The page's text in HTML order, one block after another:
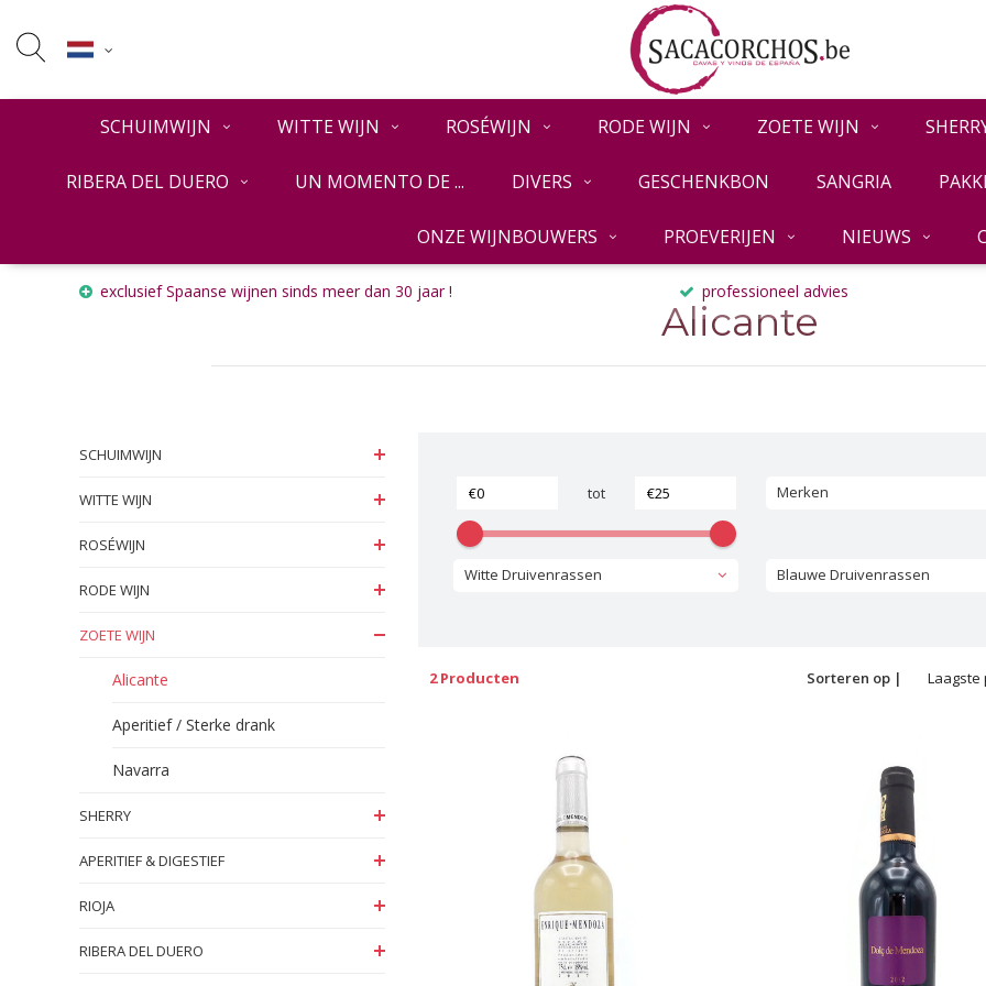
SCHUIMWIJN WITTE WIJN ROSÉWIJN RODE WIJN ZOETE WIJN
RIBERA DEL DUERO UN MOMENTO DE ... DIVERS GESCHENKBON SANGRIA
ONZE WIJNBOUWERS PROEVERIJEN NIEUWS
exclusief Spaanse wijnen sinds meer dan 30 jaar ! professioneel advies
Alicante
SCHUIMWIJN
WITTE WIJN
ROSÉWIJN
RODE WIJN
ZOETE WIJN
Alicante
Aperitief / Sterke drank
Navarra
SHERRY
APERITIEF & DIGESTIEF
RIOJA
RIBERA DEL DUERO
tot Merken
Witte Druivenrassen Blauwe Druivenrassen
2 Producten Sorteren op | Laagste